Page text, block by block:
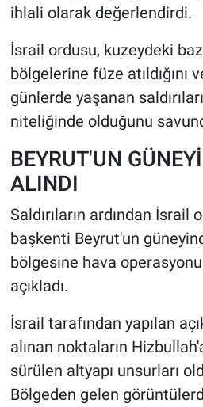
ihlali olarak değerlendirdi.
İsrail ordusu, kuzeydeki
bölgelerine füze atıldığını
günlerde yaşanan
niteliğinde olduğunu
BEYRUT'UN
ALINDI
Saldırıların ardından İsrail
başkenti Beyrut'un
bölgesine hava
açıkladı.
İsrail tarafından yapılan
alınan noktaların
sürülen altyapı unsurları
Bölgeden gelen